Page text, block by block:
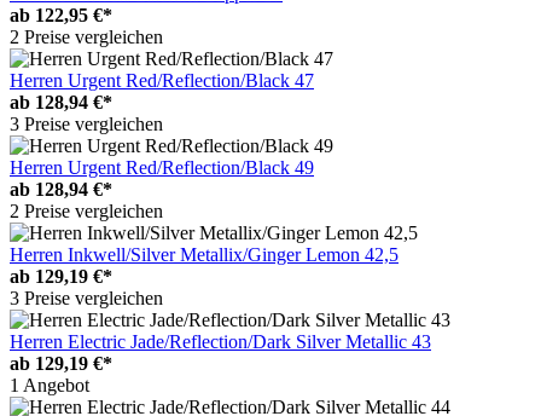
ab 122,95 €*
2 Preise vergleichen
Herren Urgent Red/Reflection/Black 47
ab 128,94 €*
3 Preise vergleichen
Herren Urgent Red/Reflection/Black 49
ab 128,94 €*
2 Preise vergleichen
Herren Inkwell/Silver Metallix/Ginger Lemon 42,5
ab 129,19 €*
3 Preise vergleichen
Herren Electric Jade/Reflection/Dark Silver Metallic 43
ab 129,19 €*
1 Angebot